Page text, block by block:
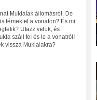
Muklalak állomásról. De
férnek el a vonaton? És mi
Utazz velük, és
száll fel és le a vonatról!
vissza Muklalakra?